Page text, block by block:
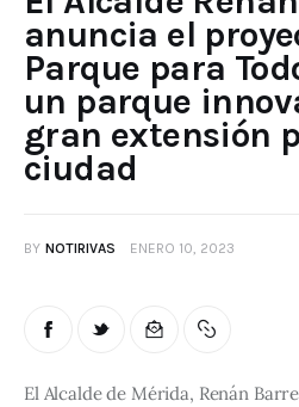
anuncia el
Parque para
un parque
gran extensión
ciudad
BY NOTIRIVAS ENERO 10, 2023
El Alcalde de Mérida, Renán